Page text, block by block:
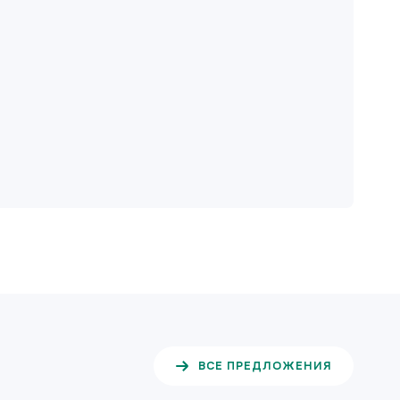
ВСЕ ПРЕДЛОЖЕНИЯ